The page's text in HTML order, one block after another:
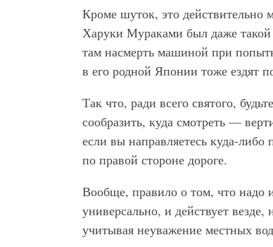
Кроме шуток, это действительно
Харуки Мураками был даже
там насмерть машиной при
в его родной Японии тоже ездят
Так что, ради всего святого,
сообразить, куда смотреть —
если вы направляетесь куда-
по правой стороне дороге.
Вообще, правило о том, что надо
универсально, и действует
учитывая неуважение местных